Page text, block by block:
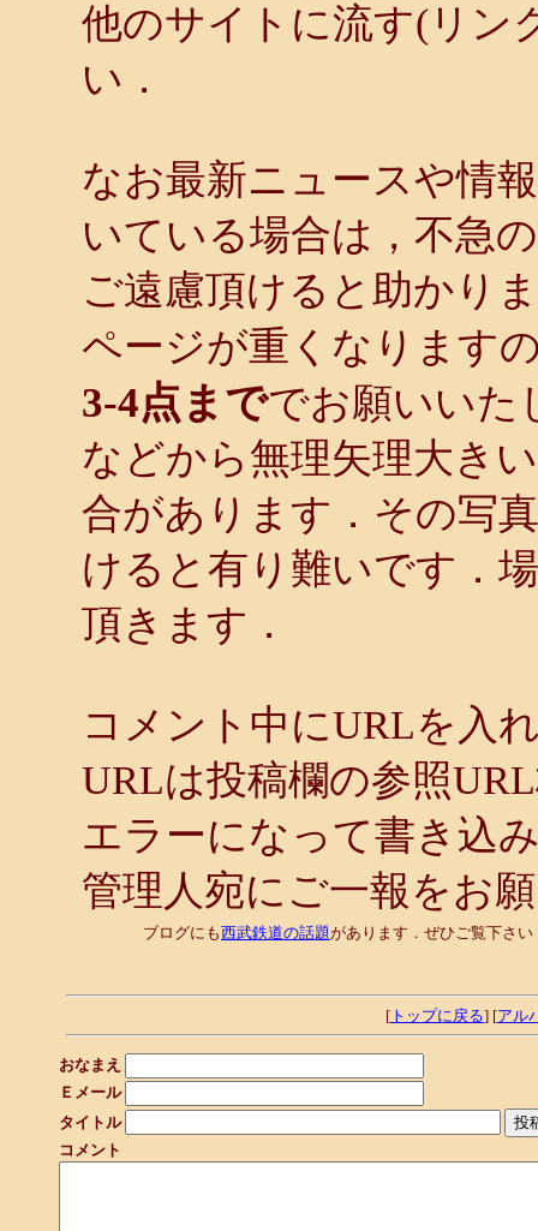
他のサイトに流す(リン
い．
なお最新ニュースや情
いている場合は，不急
ご遠慮頂けると助かり
ページが重くなります
3-4点まででお願いいた
などから無理矢理大き
合があります．その写
けると有り難いです．
頂きます．
コメント中にURLを入
URLは投稿欄の参照
エラーになって書き込
管理人宛にご一報をお
ブログにも西武鉄道の話題があります．ぜひご覧下さ
[ トップに戻る] [アル
おなまえ
Ｅメール
タイトル
コメント